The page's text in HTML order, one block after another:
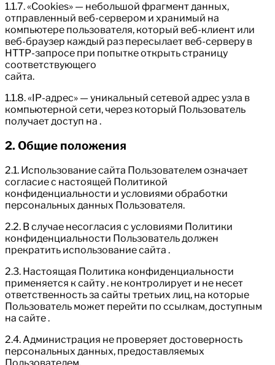
1.1.7. «Cookies» — небольшой фрагмент данных,
отправленный веб-сервером и хранимый на
компьютере пользователя, который веб-клиент или
веб-браузер каждый раз пересылает веб-серверу в
HTTP-запросе при попытке открыть страницу
соответствующего
сайта.
1.1.8. «IP-адрес» — уникальный сетевой адрес узла в
компьютерной сети, через который Пользователь
получает доступ на .
2. Общие положения
2.1. Использование сайта Пользователем означает
согласие с настоящей Политикой
конфиденциальности и условиями обработки
персональных данных Пользователя.
2.2. В случае несогласия с условиями Политики
конфиденциальности Пользователь должен
прекратить использование сайта .
2.3. Настоящая Политика конфиденциальности
применяется к сайту . не контролирует и не несет
ответственность за сайты третьих лиц, на которые
Пользователь может перейти по ссылкам, доступным
на сайте .
2.4. Администрация не проверяет достоверность
персональных данных, предоставляемых
Пользователем.